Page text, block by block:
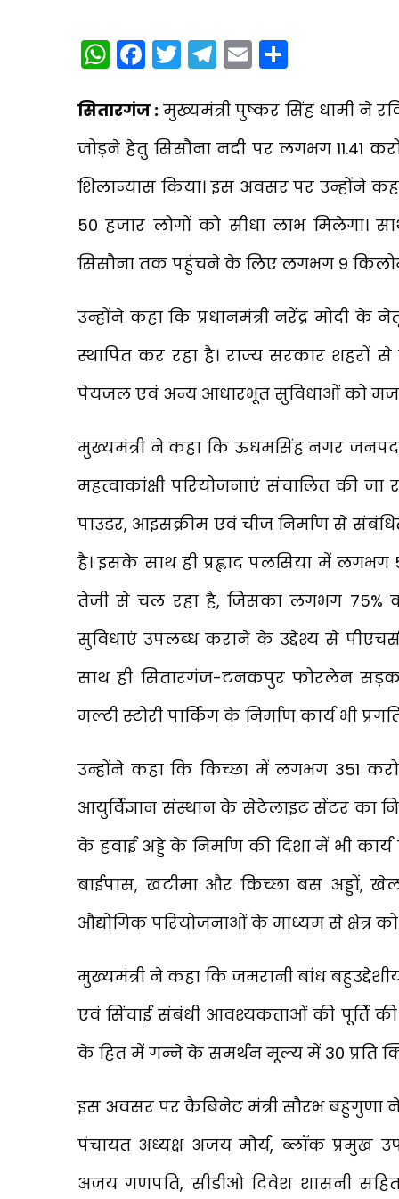
WhatsApp
Facebook
Twitter
Telegram
Email
सितारगंज : मुख्यमंत्री पुष्कर सिंह धामी ने
जोड़ने हेतु सिसौना नदी पर लगभग ₹11.41
शिलान्यास किया। इस अवसर पर उन्होंने
50 हजार लोगों को सीधा लाभ मिलेगा।
सिसौना तक पहुंचने के लिए लगभग 9
उन्होंने कहा कि प्रधानमंत्री नरेंद्र मोदी
स्थापित कर रहा है। राज्य सरकार शहरों से
पेयजल एवं अन्य आधारभूत सुविधाओं को
मुख्यमंत्री ने कहा कि ऊधमसिंह नगर जनपद
महत्वाकांक्षी परियोजनाएं संचालित की
पाउडर, आइसक्रीम एवं चीज निर्माण से
है। इसके साथ ही प्रह्लाद पलसिया में लगभग
तेजी से चल रहा है, जिसका लगभग 75%
सुविधाएं उपलब्ध कराने के उद्देश्य से
साथ ही सितारगंज-टनकपुर फोरलेन सड़क,
मल्टी स्टोरी पार्किंग के निर्माण कार्य भी
उन्होंने कहा कि किच्छा में लगभग ₹351
आयुर्विज्ञान संस्थान के सेटेलाइट सेंटर का
के हवाई अड्डे के निर्माण की दिशा में भी
बाईपास, खटीमा और किच्छा बस अड्डों,
औद्योगिक परियोजनाओं के माध्यम से क्षेत्र
मुख्यमंत्री ने कहा कि जमरानी बांध
एवं सिंचाई संबंधी आवश्यकताओं की पूर्ति की
के हित में गन्ने के समर्थन मूल्य में ₹30 प्रति
इस अवसर पर कैबिनेट मंत्री सौरभ बहुगुणा ने
पंचायत अध्यक्ष अजय मौर्य, ब्लॉक प्रमुख
अजय गणपति, सीडीओ दिवेश शासनी